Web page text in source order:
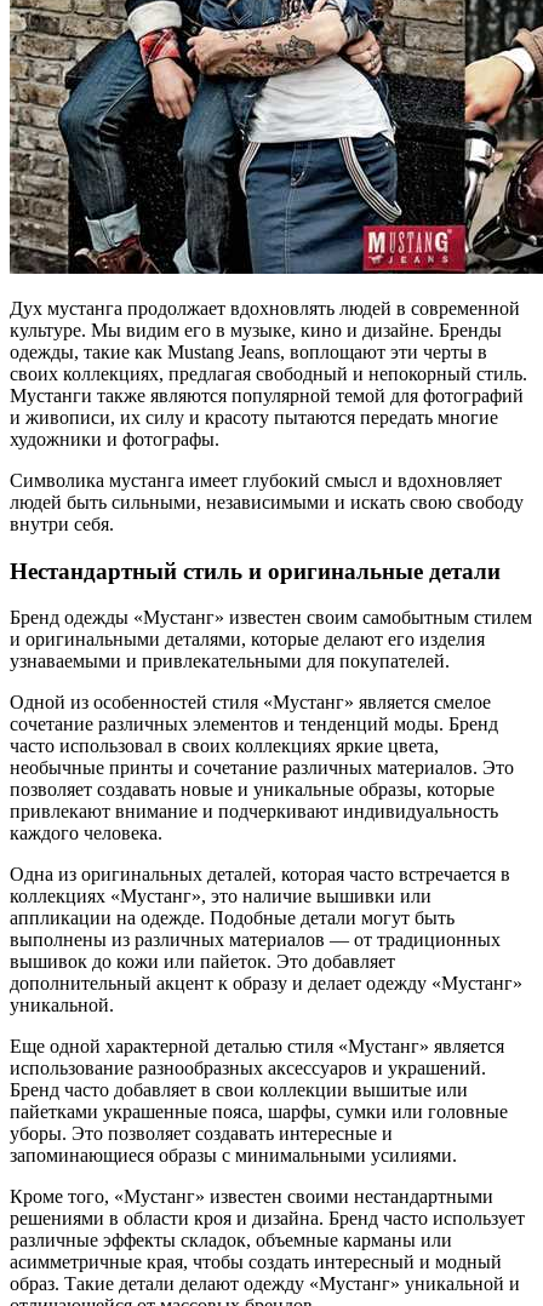
Дух мустанга продолжает вдохновлять людей в современной
культуре. Мы видим его в музыке, кино и дизайне. Бренды
одежды, такие как Mustang Jeans, воплощают эти черты в
своих коллекциях, предлагая свободный и непокорный стиль.
Мустанги также являются популярной темой для фотографий
и живописи, их силу и красоту пытаются передать многие
художники и фотографы.
Символика мустанга имеет глубокий смысл и вдохновляет
людей быть сильными, независимыми и искать свою свободу
внутри себя.
Нестандартный стиль и оригинальные детали
Бренд одежды «Мустанг» известен своим самобытным стилем
и оригинальными деталями, которые делают его изделия
узнаваемыми и привлекательными для покупателей.
Одной из особенностей стиля «Мустанг» является смелое
сочетание различных элементов и тенденций моды. Бренд
часто использовал в своих коллекциях яркие цвета,
необычные принты и сочетание различных материалов. Это
позволяет создавать новые и уникальные образы, которые
привлекают внимание и подчеркивают индивидуальность
каждого человека.
Одна из оригинальных деталей, которая часто встречается в
коллекциях «Мустанг», это наличие вышивки или
аппликации на одежде. Подобные детали могут быть
выполнены из различных материалов — от традиционных
вышивок до кожи или пайеток. Это добавляет
дополнительный акцент к образу и делает одежду «Мустанг»
уникальной.
Еще одной характерной деталью стиля «Мустанг» является
использование разнообразных аксессуаров и украшений.
Бренд часто добавляет в свои коллекции вышитые или
пайетками украшенные пояса, шарфы, сумки или головные
уборы. Это позволяет создавать интересные и
запоминающиеся образы с минимальными усилиями.
Кроме того, «Мустанг» известен своими нестандартными
решениями в области кроя и дизайна. Бренд часто использует
различные эффекты складок, объемные карманы или
асимметричные края, чтобы создать интересный и модный
образ. Такие детали делают одежду «Мустанг» уникальной и